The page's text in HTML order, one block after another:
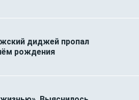
диджей пропал
рождения